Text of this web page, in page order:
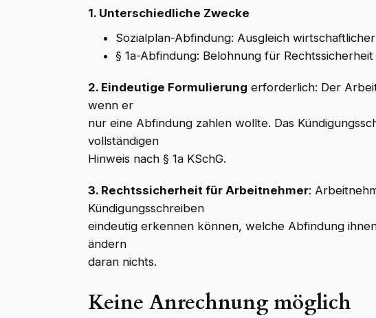
1. Unterschiedliche Zwecke
Sozialplan-Abfindung: Ausgleich
§ 1a-Abfindung: Belohnung für
2. Eindeutige Formulierung erforderlich: Der
wenn er
nur eine Abfindung zahlen wollte. Das
vollständigen
Hinweis nach § 1a KSchG.
3. Rechtssicherheit für Arbeitnehmer:
Kündigungsschreiben
eindeutig erkennen können, welche Abfindung
ändern
daran nichts.
Keine Anrechnung möglich